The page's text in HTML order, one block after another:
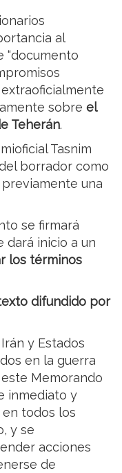
al
“documento
sobre el
Teherán.
Tasnim
borrador como
una
se firmará
dará inicio a un
los términos
difundido por
y Estados
en la guerra
Memorando
inmediato y
todos los
y se
acciones
de